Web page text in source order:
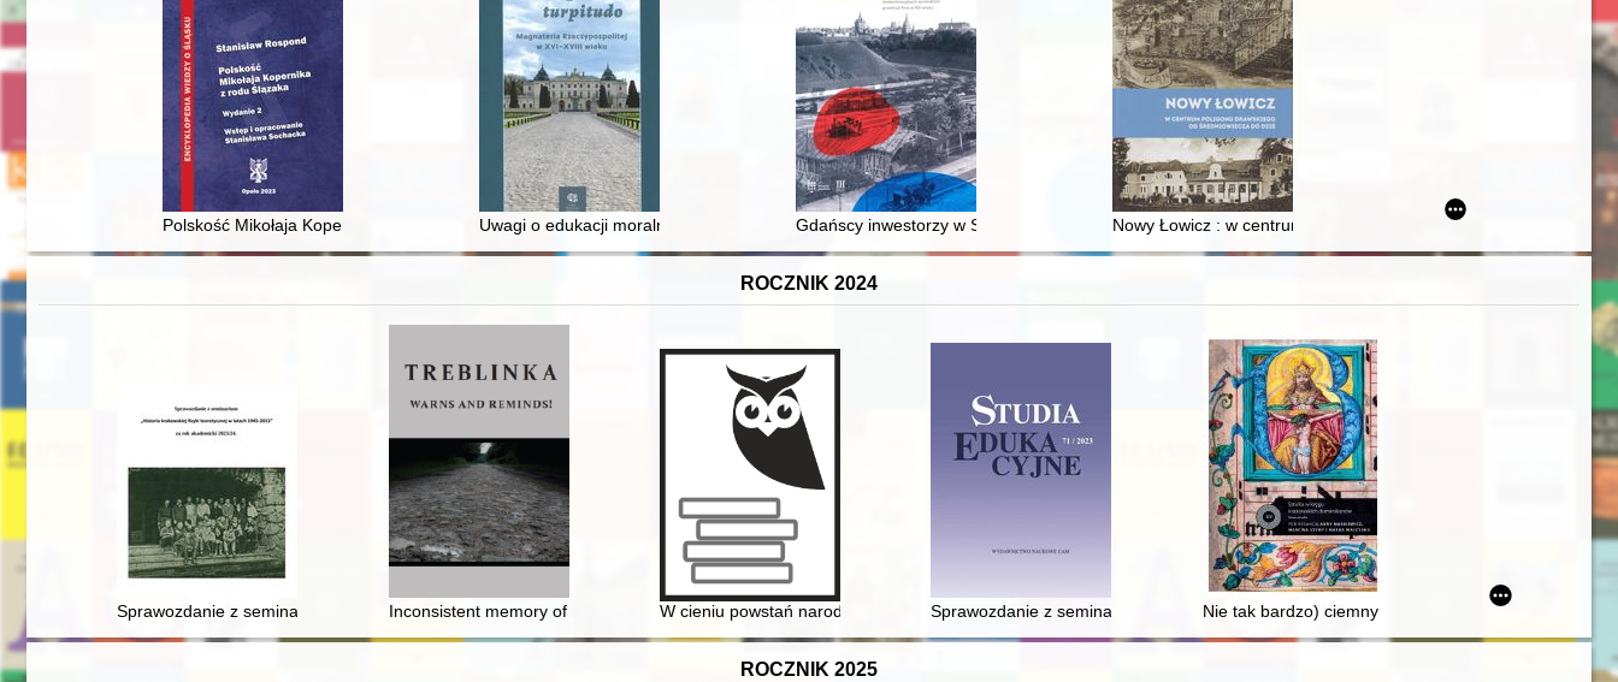
Polskość Mikołaja Kopernika z rodu ŚlązakaUwagi o edukacji moralnej synów szlacheckich w XVI-wiecznej RzeczypospolitejGdańscy inwestorzy w Sopocie : prestiż finansowy i towarzyski lokalnego mieszczaństwa w 2. poł. XIX w
Nowy Łowicz : w centrum poligonu drawskiego od średniowiecza
ROCZNIK 2024
Sprawozdanie z seminarium "Historia krakowskiej fizyki teoretycznej w latach 1945-2015" za rok akademicki 2023/24
Inconsistent memory of the tragedy of the nationsW cieniu powstań narodowych i konfliktów XX wiekuSprawozdanie z seminarium naukowego im. Profesora Wiesława Jamrożka "Warsztat
Nie tak bardzo) ciemny okres : krakowski kościół
ROCZNIK 2025